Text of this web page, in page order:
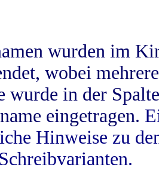
wurden im
wobei
wurde in der
eingetragen.
Hinweise zu